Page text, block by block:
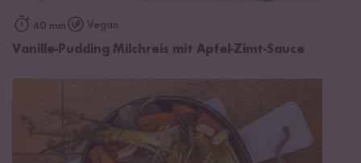
40 min Vegan
Vanille-Pudding Milchreis mit Apfel-Zimt-Sauce